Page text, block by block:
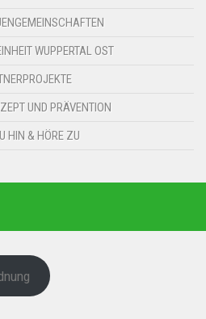
WUPPERTAL OST
UND PRÄVENTION
HIN & HÖRE ZU